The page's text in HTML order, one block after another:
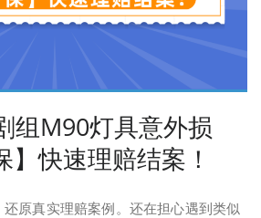
组M90灯具意外损
快速理赔结案！
还原真实理赔案例。还在担心遇到类似